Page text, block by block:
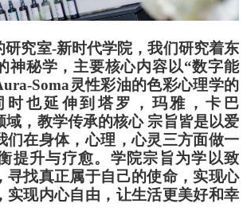
研究室-新时代学院，我们研究着东
神秘学 ， 主要核心内容以“数字能
Soma灵性彩油的色彩心理学的
时也延伸到塔罗 ， 玛雅 ，卡巴
域 ， 教学传承的核心 宗旨皆是以爱
们在身体，心理 ，心灵三方面做一
提升与疗愈。 学院宗旨为学以致
， 寻找真正属于自己的使命， 实现心
， 实现内心自由 ， 让生活更美好和幸